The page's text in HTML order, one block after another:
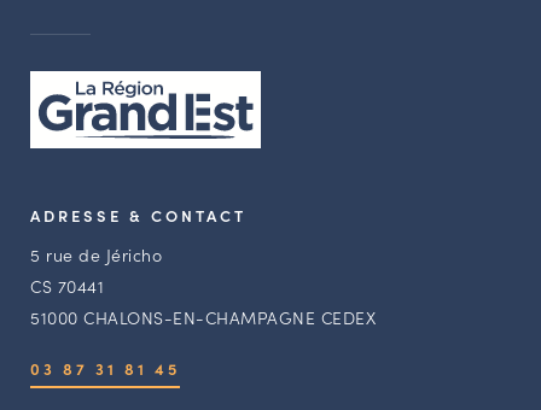
ADRESSE & CONTACT
5 rue de Jéricho
CS 70441
51000 CHALONS-EN-CHAMPAGNE CEDEX
03 87 31 81 45